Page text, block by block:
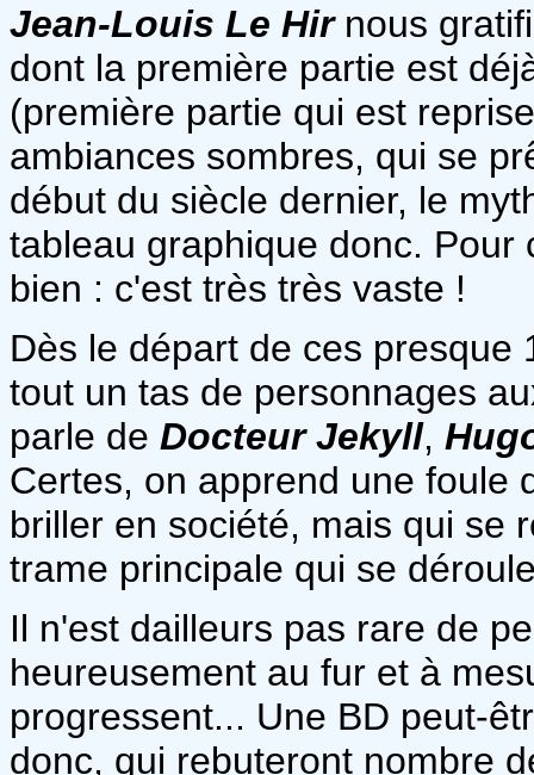
Jean-Louis Le Hirnous
dont la première partie est
(première partie qui est
ambiances sombres, qui se
début du siècle dernier, le
tableau graphique donc.
bien : c'est très très vaste !
Dès le départ de ces presque
tout un tas de personnages
parle de Docteur Jekyll,
Certes, on apprend une foule
briller en société, mais qui se
trame principale qui se
Il n'est dailleurs pas rare de
heureusement au fur et à
progressent... Une BD peut-
donc, qui rebuteront nombre